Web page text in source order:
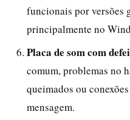
funcionais por versões
principalmente no
Placa de som com
comum, problemas no
queimados ou
mensagem.